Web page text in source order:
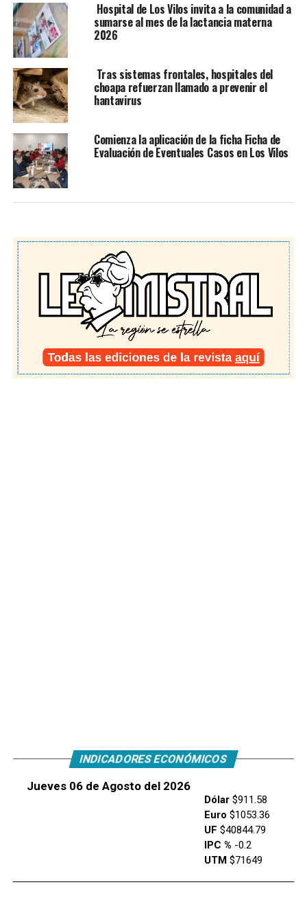
Hospital de Los Vilos invita a la comunidad a
sumarse al mes de la lactancia materna
2026
Tras sistemas frontales, hospitales del
choapa refuerzan llamado a prevenir el
hantavirus
Comienza la aplicación de la ficha Ficha de
Evaluación de Eventuales Casos en Los Vilos
INDICADORES ECONÓMICOS
Jueves 06 de Agosto del 2026
Dólar$911.58
Euro $1053.36
UF $40844.79
IPC % -0.2
UTM$71649